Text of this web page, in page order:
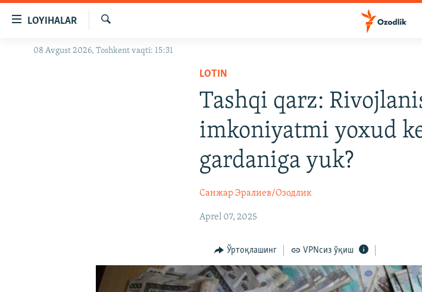
Бош
LOYIHALAR
OZODLIK SURISHTIRUVLARI
Излаш
08 Avgust 2026, Toshkent vaqti: 15:31
LOTIN
Tashqi qarz:
imkoniyatmi yoxud
gardaniga yuk?
Санжар Эралиев/Озодлик
Aprel 07, 2025
Ўртоқлашинг VPNсиз ўқиш